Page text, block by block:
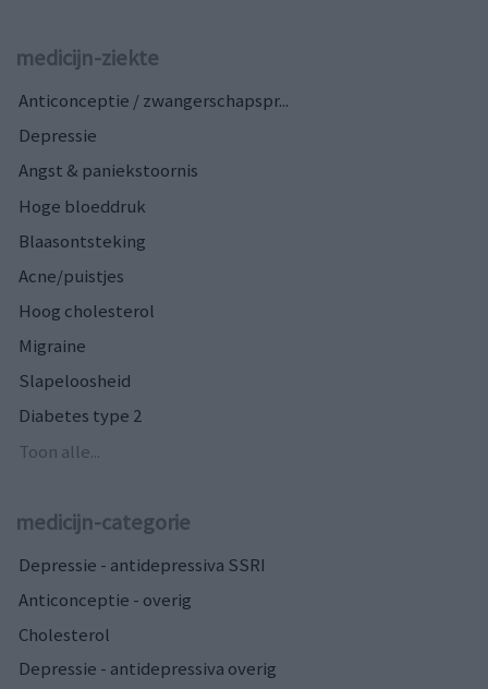
medicijn-ziekte
Anticonceptie / zwangerschapspr...
Depressie
Angst & paniekstoornis
Hoge bloeddruk
Blaasontsteking
Acne/puistjes
Hoog cholesterol
Migraine
Slapeloosheid
Diabetes type 2
Toon alle...
medicijn-categorie
Depressie - antidepressiva SSRI
Anticonceptie - overig
Cholesterol
Depressie - antidepressiva overig